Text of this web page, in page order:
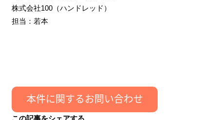
株式会社100（ハンドレッド）
担当：若本